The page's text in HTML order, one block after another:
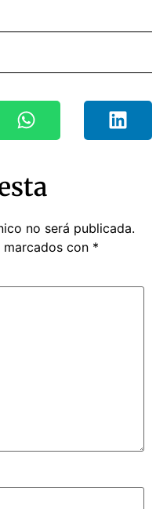
no será publicada.
con *